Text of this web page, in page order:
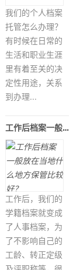
我们的个人档案
托管怎么办理？
有时候在日常的
生活和职业生涯
里有着至关的决
定性用途，关系
到办理...
工作后档案一般放在当地什么地方保
工作后，我们的
学籍档案就变成
了人事档案，为
了不影响自己的
工龄、转正定级